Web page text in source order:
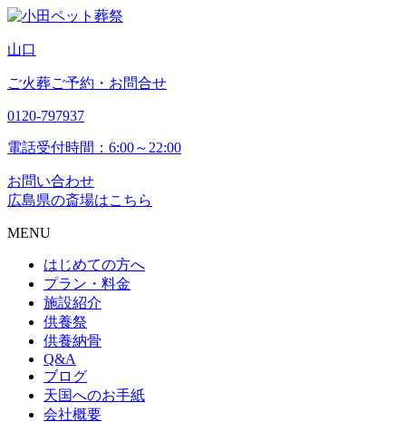
山口
ご火葬ご予約・お問合せ
0120-797937
電話受付時間：6:00～22:00
お問い合わせ
広島県の斎場はこちら
MENU
はじめての方へ
プラン・料金
施設紹介
供養祭
供養納骨
Q&A
ブログ
天国へのお手紙
会社概要